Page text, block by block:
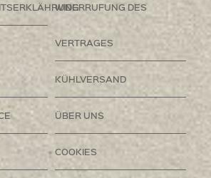
WIDERRUFUNG DES
VERTRAGES
KÜHLVERSAND
ÜBER UNS
COOKIES